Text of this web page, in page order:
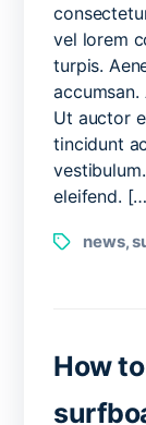
vel lorem
turpis.
accumsan.
Ut auctor
tincidunt
eleifend.
Tagsnews,
How